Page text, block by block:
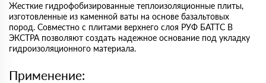
Жесткие гидрофобизированные теплоизоляционные плиты,
изготовленные из каменной ваты на основе базальтовых
пород. Совместно с плитами верхнего слоя РУФ БАТТС В
ЭКСТРА позволяют создать надежное основание под укладку
гидроизоляционного материала.
Применение: